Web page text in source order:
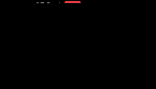
CT Pool